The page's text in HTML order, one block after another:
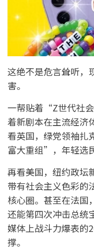
这绝不是危言耸听，
害。
一帮贴着“Z世代社
着新剧本在主流经济
看英国，绿党领袖
富大重组”，年轻选
再看美国，纽约政
带有社会主义色彩的
核心圈。甚至在法国
还能第四次冲击总统
媒体上战斗力爆表
撑。